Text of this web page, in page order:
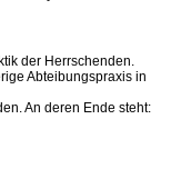
der Herrschenden.
Abteibungspraxis in
An deren Ende steht: